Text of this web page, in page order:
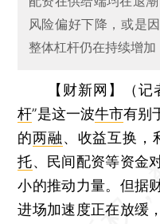
风险偏好下降，或是
整体杠杆仍在持续增
【财新网】（
杆”是这一波牛市有别
的两融、收益互换，
托、民间配资等资金
小的推动力量。但据
进场加速度正在放缓